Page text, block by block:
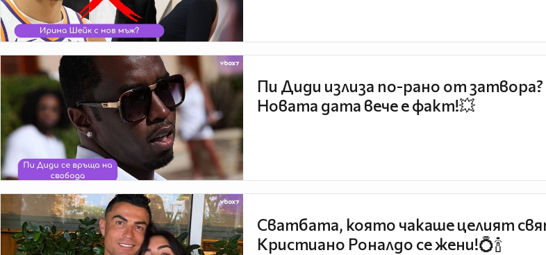
Пи Диди излиза по-рано от затвора?
Новата дата вече е факт!💥
Сватбата, която чакаше целият
Кристиано Роналдо се жени!💍🍾